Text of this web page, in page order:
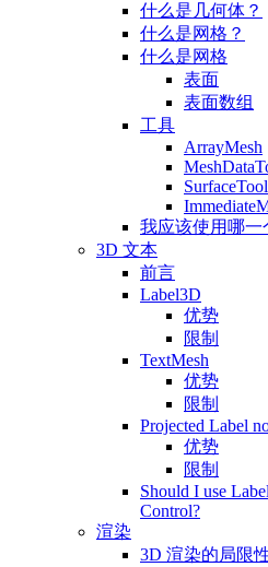
什么是几何体？
什么是网格？
什么是网格
表面
表面数组
工具
ArrayMesh
SurfaceTool
我应该使用哪一
3D 文本
前言
Label3D
优势
限制
TextMesh
优势
限制
Projected Label
优势
限制
Should I use
Control?
渲染
3D 渲染的局限